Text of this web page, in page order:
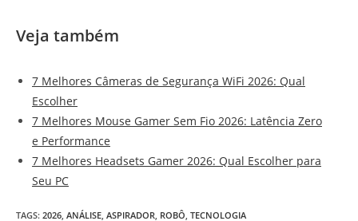
Veja também
7 Melhores Câmeras de Segurança WiFi 2026: Qual
Escolher
7 Melhores Mouse Gamer Sem Fio 2026: Latência Zero
e Performance
7 Melhores Headsets Gamer 2026: Qual Escolher para
Seu PC
TAGS: 2026, ANÁLISE, ASPIRADOR, ROBÔ, TECNOLOGIA